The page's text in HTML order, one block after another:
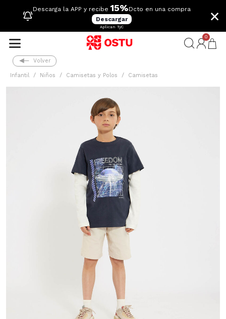
Descarga la APP y recibe 15%Dcto en una compra
Descargar
Aplican TyC
×
0
Volver
Infantil Niños Camisetas y Polos Camisetas